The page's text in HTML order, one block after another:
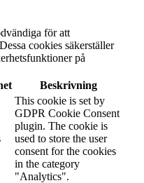
för att
cookies säkerställer
på
Beskrivning
This cookie is set by
GDPR Cookie Consent
plugin. The cookie is
used to store the user
consent for the cookies
in the category
"Analytics".